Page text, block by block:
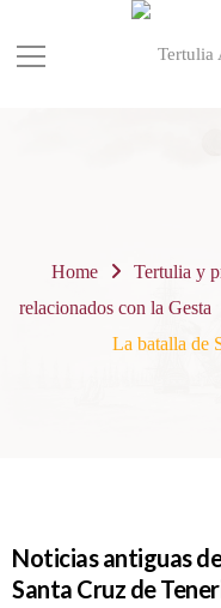
Home Tertulia y
relacionados con la Gesta
La batalla de
Noticias antiguas
Santa Cruz de